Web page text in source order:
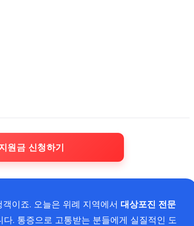
원금 신청하기
이죠. 오늘은 위례 지역에서 대상포진 전문
. 통증으로 고통받는 분들에게 실질적인 도